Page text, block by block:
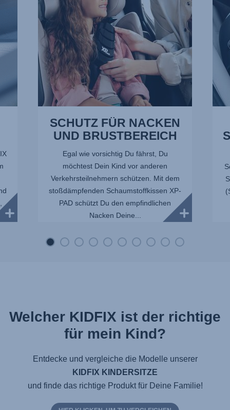
1
von
10
SCHUTZ FÜR NACKEN
UND BRUSTBEREICH
Egal wie vorsichtig Du fährst, Du
möchtest Dein Kind vor anderen
Verkehrsteilnehmern schützen. Mit dem
stoßdämpfenden Schaumstoffkissen XP-
PAD schützt Du den empfindlichen
Nacken Deine...
von
10
Welcher KIDFIX ist der richtige
für mein Kind?
Entdecke und vergleiche die Modelle unserer
KIDFIX KINDERSITZE
und finde das richtige Produkt für Deine Familie!